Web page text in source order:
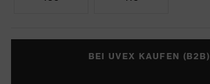
BEI UVEX KAUFEN (B2B)